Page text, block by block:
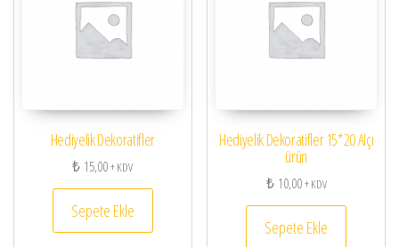
Hediyelik Dekoratifler
₺ 15,00+ KDV
Sepete Ekle
Hediyelik Dekoratifler 15*20 Alçı
ürün
₺10,00+ KDV
Sepete Ekle